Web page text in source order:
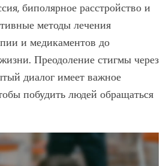
биполярное расстройство и
методы лечения
и медикаментов до
Преодоление стигмы через
диалог имеет важное
побудить людей обращаться